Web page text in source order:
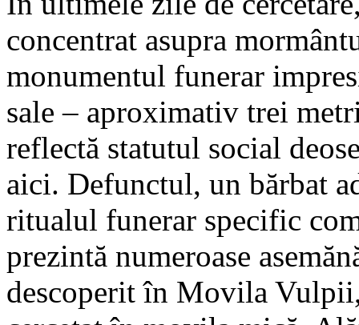
concentrat asupra
monumentul funerar
sale – aproximativ trei
reflectă statutul social
aici. Defunctul, un bărbat
ritualul funerar specific
prezintă numeroase
descoperit în Movila